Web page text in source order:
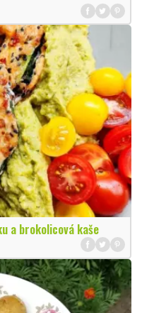
a brokolicová kaše